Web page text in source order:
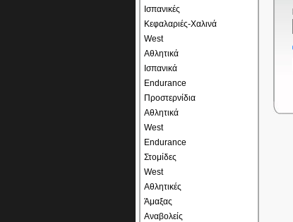
Ισπανικές
Κεφαλαριές-Χαλινά
West
Αθλητικά
Ισπανικά
Endurance
Προστερνίδια
Αθλητικά
West
Endurance
Στομίδες
West
Αθλητικές
Άμαξας
Αναβολείς